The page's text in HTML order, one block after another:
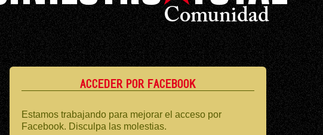
ACCEDER POR FACEBOOK
Estamos trabajando para mejorar el acceso por
Facebook. Disculpa las molestias.